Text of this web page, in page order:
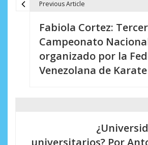
Previous Article
Fabiola Cortez:
Campeonato
organizado por la
Venezolana de
universitarios? Por